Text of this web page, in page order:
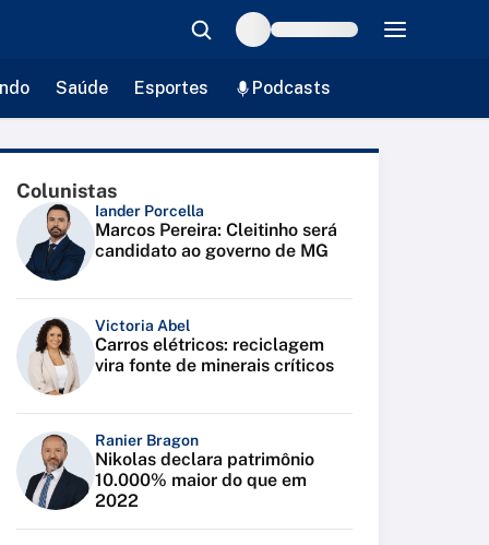
Saúde Esportes Podcasts
Colunistas
Iander Porcella
Marcos Pereira: Cleitinho será
candidato ao governo de MG
Victoria Abel
Carros elétricos: reciclagem
vira fonte de minerais críticos
Ranier Bragon
Nikolas declara patrimônio
10.000% maior do que em
2022